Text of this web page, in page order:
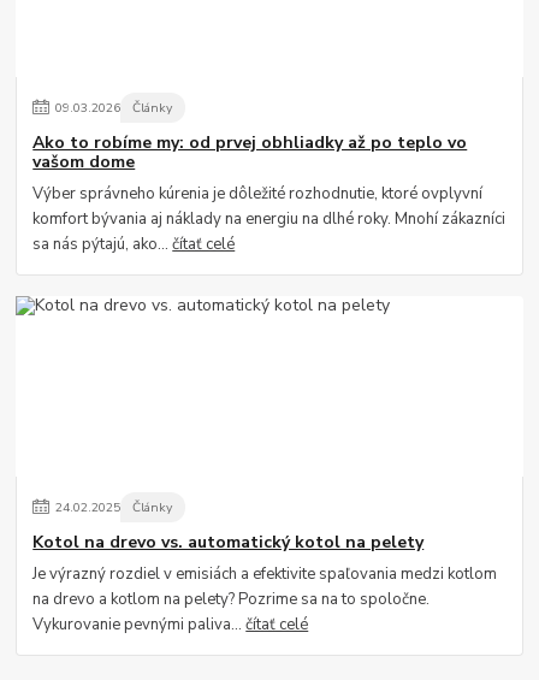
09.03.2026 Články
Ako to robíme my: od prvej obhliadky až po teplo vo
vašom dome
Výber správneho kúrenia je dôležité rozhodnutie, ktoré ovplyvní
komfort bývania aj náklady na energiu na dlhé roky. Mnohí zákazníci
sa nás pýtajú, ako...čítať celé
24.02.2025 Články
Kotol na drevo vs. automatický kotol na pelety
Je výrazný rozdiel v emisiách a efektivite spaľovania medzi kotlom
na drevo a kotlom na pelety? Pozrime sa na to spoločne.
Vykurovanie pevnými paliva...čítať celé